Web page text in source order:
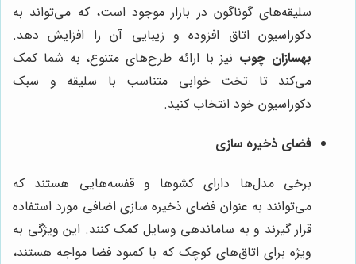
سلیقه‌های گوناگون در بازار موجود است، که می‌تواند به
دکوراسیون اتاق افزوده و زیبایی آن را افزایش دهد.
بهسازان چوب نیز با ارائه طرح‌های متنوع، به شما کمک
می‌کند تا تخت خوابی متناسب با سلیقه و سبک
دکوراسیون خود انتخاب کنید.
فضای ذخیره سازی
برخی مدل‌ها دارای کشوها و قفسه‌هایی هستند که
می‌توانند به عنوان فضای ذخیره سازی اضافی مورد استفاده
قرار گیرند و به ساماندهی وسایل کمک کنند. این ویژگی به
ویژه برای اتاق‌های کوچک که با کمبود فضا مواجه هستند،